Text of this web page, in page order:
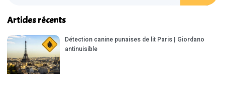
Articles récents
Détection canine punaises de lit Paris | Giordano
antinuisible